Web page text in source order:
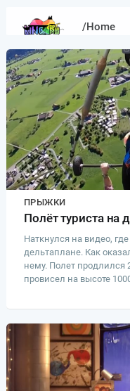
/Home
ПРЫЖКИ
Полёт туриста на
Наткнулся на видео,
дельтаплане. Как
нему. Полет продлился
провисел на высоте